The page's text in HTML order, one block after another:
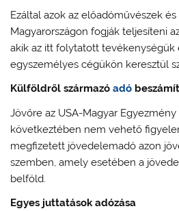
Ezáltal azok az előadóművészek
Magyarországon fogják teljesíteni
akik az itt folytatott tevékenységük
egyszemélyes cégükön keresztül
Külföldről származóadó
Jövőre az USA-Magyar
következtében nem vehető
megfizetett jövedelemadó azon
szemben, amely esetében a
belföld.
Egyes juttatások adózása